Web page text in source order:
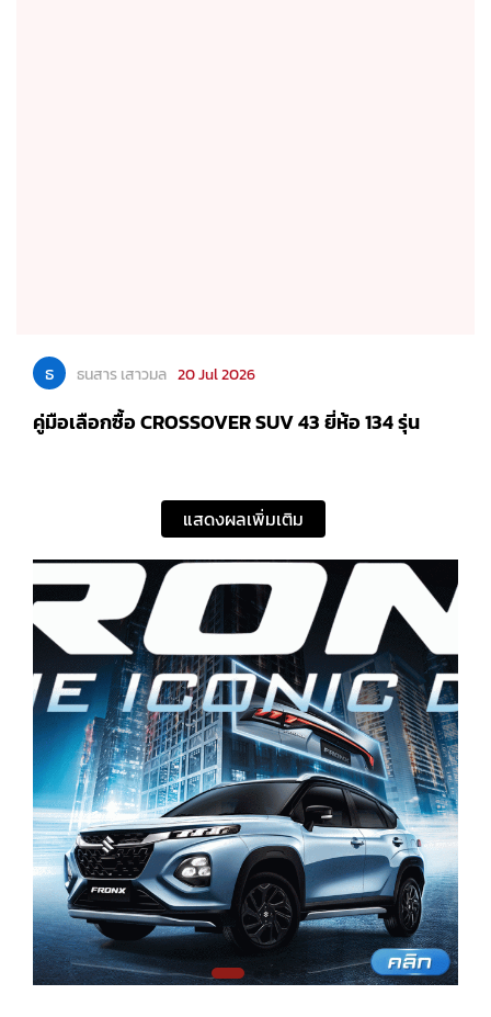
ธ ธนสาร เสาวมล 20 Jul 2026
คู่มือเลือกซื้อ CROSSOVER SUV 43 ยี่ห้อ 134 รุ่น
แสดงผลเพิ่มเติม